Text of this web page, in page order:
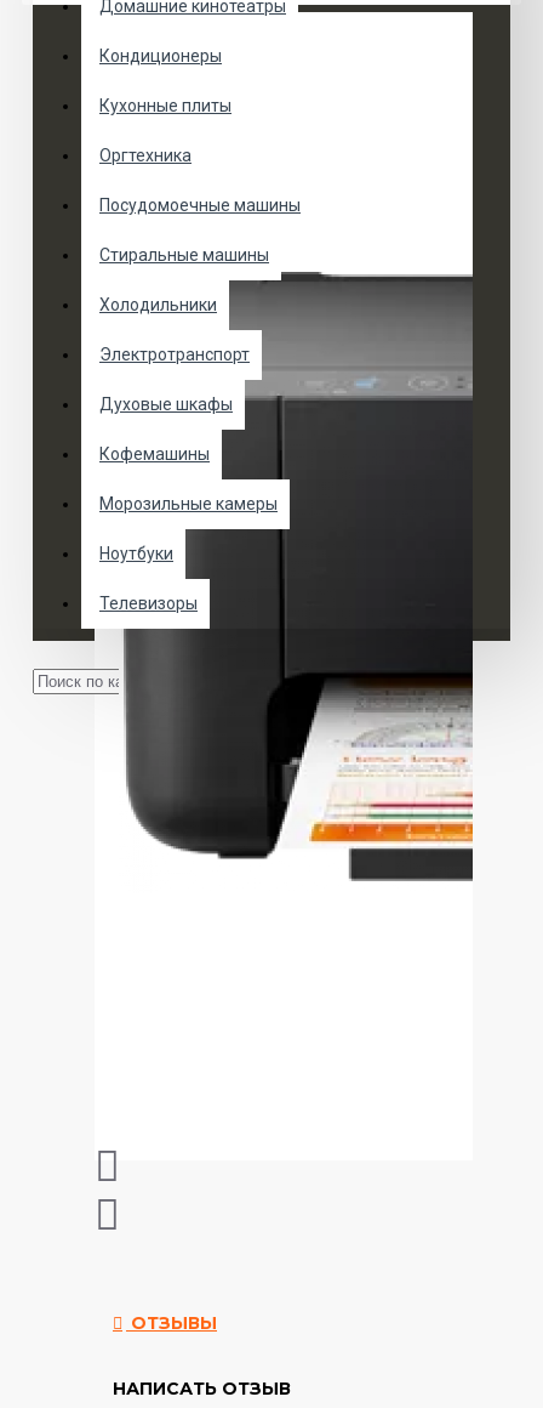
Домашние кинотеатры
Кондиционеры
Кухонные плиты
Оргтехника
Посудомоечные машины
Стиральные машины
Холодильники
Электротранспорт
Духовые шкафы
Кофемашины
Морозильные камеры
Ноутбуки
Телевизоры
ОТЗЫВЫ
НАПИСАТЬ ОТЗЫВ